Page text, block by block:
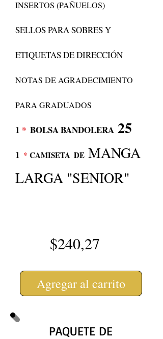
INSERTOS (PAÑUELOS)
SELLOS PARA SOBRES Y
ETIQUETAS DE DIRECCIÓN
NOTAS DE AGRADECIMIENTO
PARA GRADUADOS
1 * BOLSA BANDOLERA 25
1 * CAMISETA DE MANGA
LARGA "SENIOR"
$240,27
Agregar al carrito
PAQUETE DE